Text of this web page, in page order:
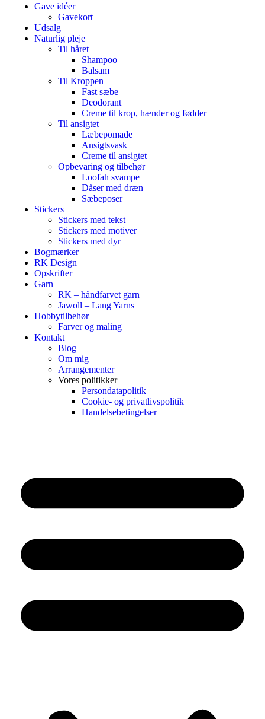
Gave idéer
Gavekort
Udsalg
Naturlig pleje
Til håret
Shampoo
Balsam
Til Kroppen
Fast sæbe
Deodorant
Creme til krop, hænder og fødder
Til ansigtet
Læbepomade
Ansigtsvask
Creme til ansigtet
Opbevaring og tilbehør
Loofah svampe
Dåser med dræn
Sæbeposer
Stickers
Stickers med tekst
Stickers med motiver
Stickers med dyr
Bogmærker
RK Design
Opskrifter
Garn
RK – håndfarvet garn
Jawoll – Lang Yarns
Hobbytilbehør
Farver og maling
Kontakt
Blog
Om mig
Arrangementer
Vores politikker
Persondatapolitik
Cookie- og privatlivspolitik
Handelsebetingelser